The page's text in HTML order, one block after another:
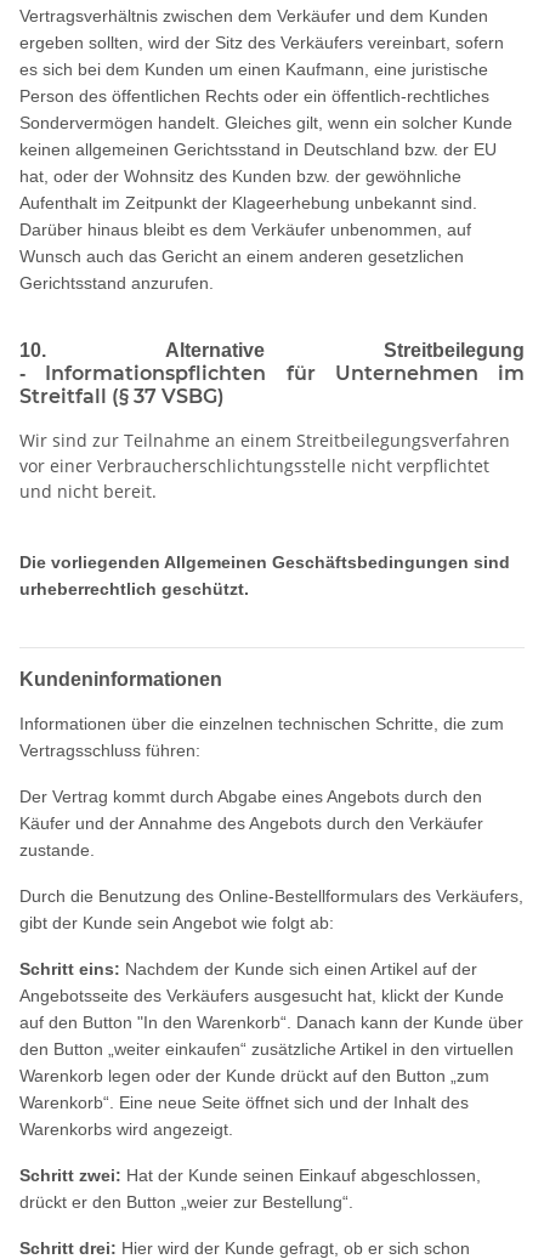
Vertragsverhältnis zwischen dem Verkäufer und dem Kunden
ergeben sollten, wird der Sitz des Verkäufers vereinbart, sofern
es sich bei dem Kunden um einen Kaufmann, eine juristische
Person des öffentlichen Rechts oder ein öffentlich-rechtliches
Sondervermögen handelt. Gleiches gilt, wenn ein solcher Kunde
keinen allgemeinen Gerichtsstand in Deutschland bzw. der EU
hat, oder der Wohnsitz des Kunden bzw. der gewöhnliche
Aufenthalt im Zeitpunkt der Klageerhebung unbekannt sind.
Darüber hinaus bleibt es dem Verkäufer unbenommen, auf
Wunsch auch das Gericht an einem anderen gesetzlichen
Gerichtsstand anzurufen.
10. Alternative Streitbeilegung
- Informationspflichten für Unternehmen im
Streitfall (§ 37 VSBG)
Wir sind zur Teilnahme an einem Streitbeilegungsverfahren
vor einer Verbraucherschlichtungsstelle nicht verpflichtet
und nicht bereit.
Die vorliegenden Allgemeinen Geschäftsbedingungen sind
urheberrechtlich geschützt.
Kundeninformationen
Informationen über die einzelnen technischen Schritte, die zum
Vertragsschluss führen:
Der Vertrag kommt durch Abgabe eines Angebots durch den
Käufer und der Annahme des Angebots durch den Verkäufer
zustande.
Durch die Benutzung des Online-Bestellformulars des Verkäufers,
gibt der Kunde sein Angebot wie folgt ab:
Schritt eins: Nachdem der Kunde sich einen Artikel auf der
Angebotsseite des Verkäufers ausgesucht hat, klickt der Kunde
auf den Button "In den Warenkorb“. Danach kann der Kunde über
den Button „weiter einkaufen“ zusätzliche Artikel in den virtuellen
Warenkorb legen oder der Kunde drückt auf den Button „zum
Warenkorb“. Eine neue Seite öffnet sich und der Inhalt des
Warenkorbs wird angezeigt.
Schritt zwei: Hat der Kunde seinen Einkauf abgeschlossen,
drückt er den Button „weier zur Bestellung“.
Schritt drei: Hier wird der Kunde gefragt, ob er sich schon